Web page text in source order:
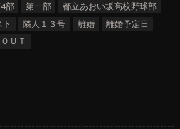
部 第一部
都立あおい坂高校野球部
隣人１３号 離婚
離婚予定日
ＯＵＴ